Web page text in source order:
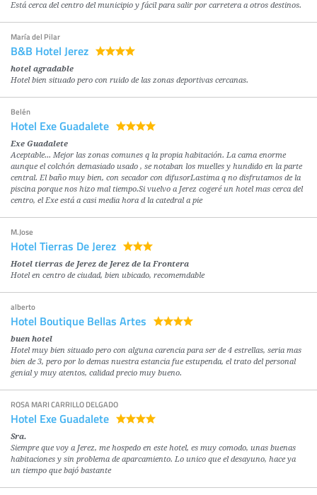
Está cerca del centro del municipio y fácil para salir por carretera a otros destinos.
María del Pilar
B&B Hotel Jerez
hotel agradable
Hotel bien situado pero con ruido de las zonas deportivas cercanas.
Belén
Hotel Exe Guadalete
Exe Guadalete
Aceptable... Mejor las zonas comunes q la propia habitación. La cama enorme
aunque el colchón demasiado usado , se notaban los muelles y hundido en la parte
central. El baño muy bien, con secador con difusorLastima q no disfrutamos de la
piscina porque nos hizo mal tiempo.Si vuelvo a Jerez cogeré un hotel mas cerca del
centro, el Exe está a casi media hora d la catedral a pie
M.Jose
Hotel Tierras De Jerez
Hotel tierras de Jerez de Jerez de la Frontera
Hotel en centro de ciudad, bien ubicado, recomemdable
alberto
Hotel Boutique Bellas Artes
buen hotel
Hotel muy bien situado pero con alguna carencia para ser de 4 estrellas, seria mas
bien de 3, pero por lo demas nuestra estancia fue estupenda, el trato del personal
genial y muy atentos, calidad precio muy bueno.
ROSA MARI CARRILLO DELGADO
Hotel Exe Guadalete
Sra.
Siempre que voy a Jerez, me hospedo en este hotel, es muy comodo, unas buenas
habitaciones y sin problema de aparcamiento. Lo unico que el desayuno, hace ya
un tiempo que bajó bastante